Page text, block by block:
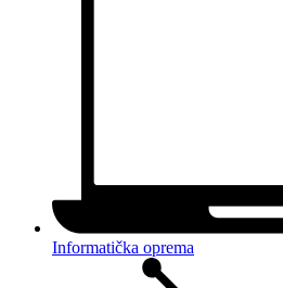
Informatička oprema